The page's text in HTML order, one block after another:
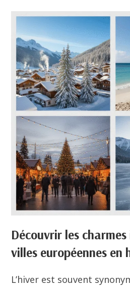
Découvrir les
villes européennes en
L’hiver est souvent